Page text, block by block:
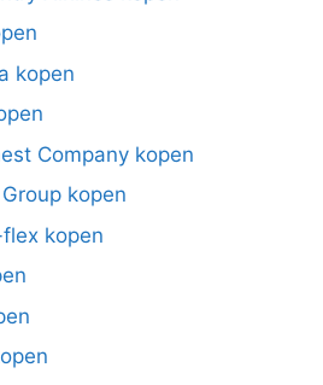
kopen
Company kopen
kopen
kopen